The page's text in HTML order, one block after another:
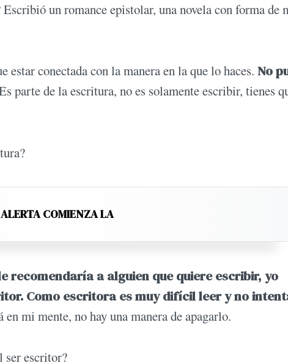
un romance epistolar, una novela con forma de
estar conectada con la manera en la que lo haces. No
parte de la escritura, no es solamente escribir, tienes
COMIENZA LA
recomendaría a alguien que quiere escribir, yo
Como escritora es muy difícil leer y no
en mi mente, no hay una manera de apagarlo.
ser escritor?